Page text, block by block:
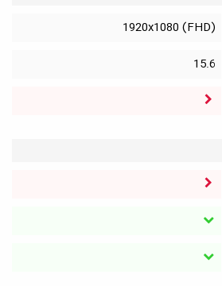
1920x1080 (FHD)
15.6